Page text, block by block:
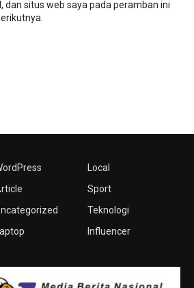
dan situs web saya pada peramban ini
Local
Sport
Teknologi
Influencer